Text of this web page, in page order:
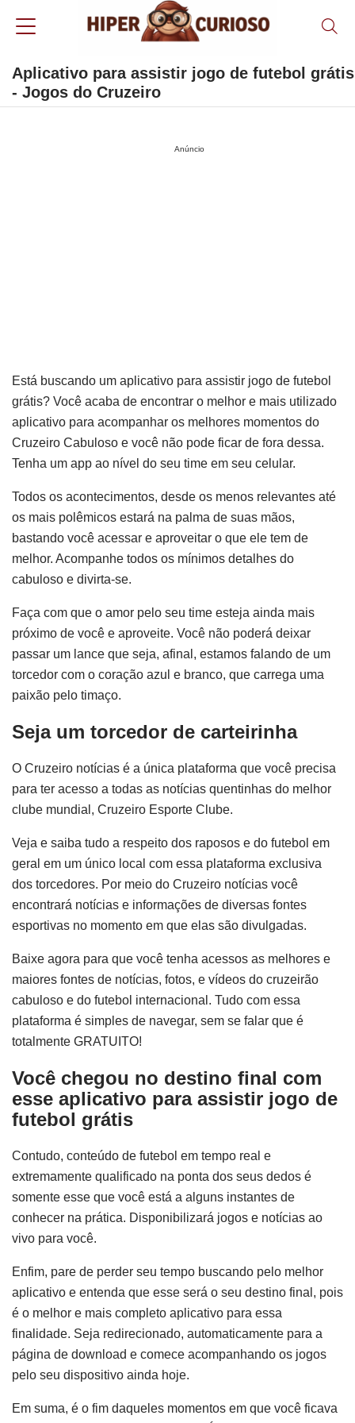
Aplicativo para assistir jogo de futebol grátis
- Jogos do Cruzeiro
Anúncio
Está buscando um aplicativo para assistir jogo de futebol
grátis? Você acaba de encontrar o melhor e mais utilizado
aplicativo para acompanhar os melhores momentos do
Cruzeiro Cabuloso e você não pode ficar de fora dessa.
Tenha um app ao nível do seu time em seu celular.
Todos os acontecimentos, desde os menos relevantes até
os mais polêmicos estará na palma de suas mãos,
bastando você acessar e aproveitar o que ele tem de
melhor. Acompanhe todos os mínimos detalhes do
cabuloso e divirta-se.
Faça com que o amor pelo seu time esteja ainda mais
próximo de você e aproveite. Você não poderá deixar
passar um lance que seja, afinal, estamos falando de um
torcedor com o coração azul e branco, que carrega uma
paixão pelo timaço.
Seja um torcedor de carteirinha
O Cruzeiro notícias é a única plataforma que você precisa
para ter acesso a todas as notícias quentinhas do melhor
clube mundial, Cruzeiro Esporte Clube.
Veja e saiba tudo a respeito dos raposos e do futebol em
geral em um único local com essa plataforma exclusiva
dos torcedores. Por meio do Cruzeiro notícias você
encontrará notícias e informações de diversas fontes
esportivas no momento em que elas são divulgadas.
Baixe agora para que você tenha acessos as melhores e
maiores fontes de notícias, fotos, e vídeos do cruzeirão
cabuloso e do futebol internacional. Tudo com essa
plataforma é simples de navegar, sem se falar que é
totalmente GRATUITO!
Você chegou no destino final com
esse aplicativo para assistir jogo de
futebol grátis
Contudo, conteúdo de futebol em tempo real e
extremamente qualificado na ponta dos seus dedos é
somente esse que você está a alguns instantes de
conhecer na prática. Disponibilizará jogos e notícias ao
vivo para você.
Enfim, pare de perder seu tempo buscando pelo melhor
aplicativo e entenda que esse será o seu destino final, pois
é o melhor e mais completo aplicativo para essa
finalidade. Seja redirecionado, automaticamente para a
página de download e comece acompanhando os jogos
pelo seu dispositivo ainda hoje.
Em suma, é o fim daqueles momentos em que você ficava